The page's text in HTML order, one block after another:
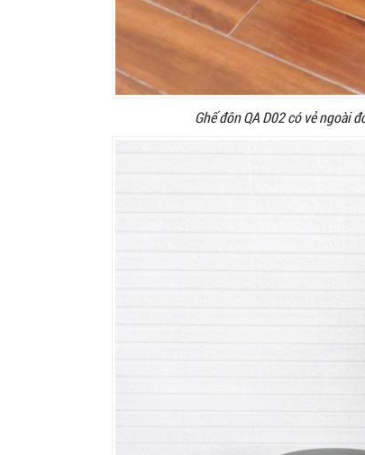
Ghế đôn QA D02 có vẻ ngoài